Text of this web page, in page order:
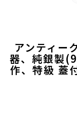
アンティー
器、純銀製
作、特級 蓋